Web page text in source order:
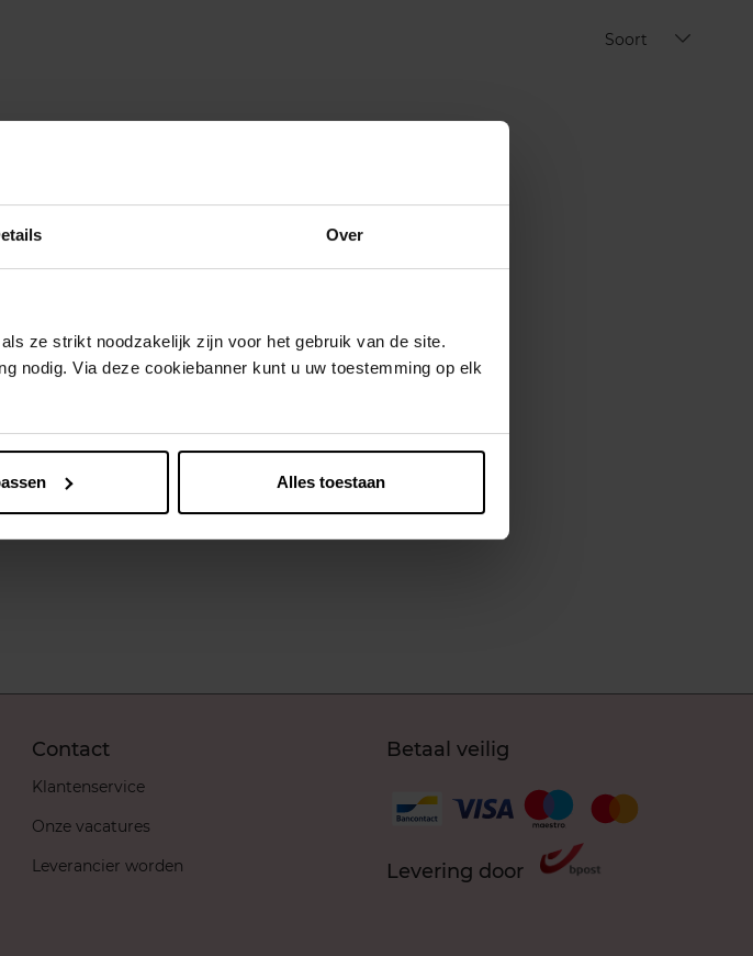
Over
ze strikt noodzakelijk zijn voor het gebruik van de site.
nodig. Via deze cookiebanner kunt u uw toestemming op elk
Alles toestaan
Soort
Contact
Klantenservice
Onze vacatures
Leverancier worden
Betaal veilig
Levering door